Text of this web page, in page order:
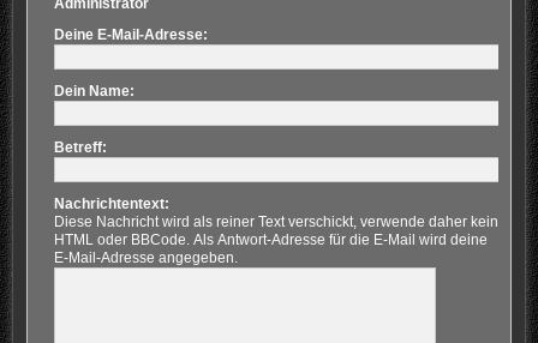
Administrator
Deine E-Mail-Adresse:
Dein Name:
Betreff:
Nachrichtentext:
Diese Nachricht wird als reiner Text verschickt, verwende daher kein
HTML oder BBCode. Als Antwort-Adresse für die E-Mail wird deine
E-Mail-Adresse angegeben.